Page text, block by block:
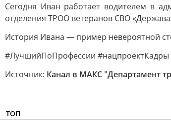
Сегодня Иван работает водителем в
отделения ТРОО ветеранов СВО
История Ивана — пример невероятной
#ЛучшийПоПрофессии #нацпроектКадры
Источник: Канал в МАКС "Департамент
ТОП